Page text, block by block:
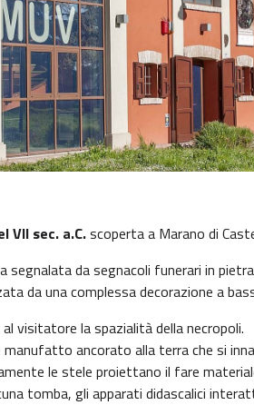
VII sec. a.C.scoperta a Marano di
da segnacoli funerari in
da una complessa decorazione a
visitatore la spazialità della necropoli.
ancorato alla terra che si
le stele proiettano il fare
tomba, gli apparati didascalici